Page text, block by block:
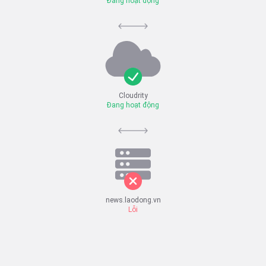
Cloudrity
Đang hoạt động
news.laodong.vn
Lỗi